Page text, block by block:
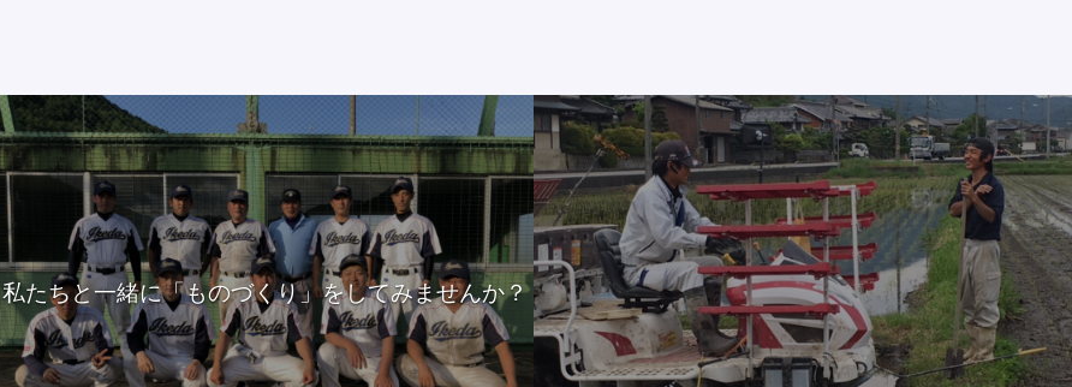
私たちと一緒に「ものづくり」をしてみませんか？